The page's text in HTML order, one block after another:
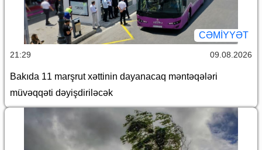
CƏMİYYƏT
21:29 09.08.2026
Bakıda 11 marşrut xəttinin dayanacaq məntəqələri
müvəqqəti dəyişdiriləcək